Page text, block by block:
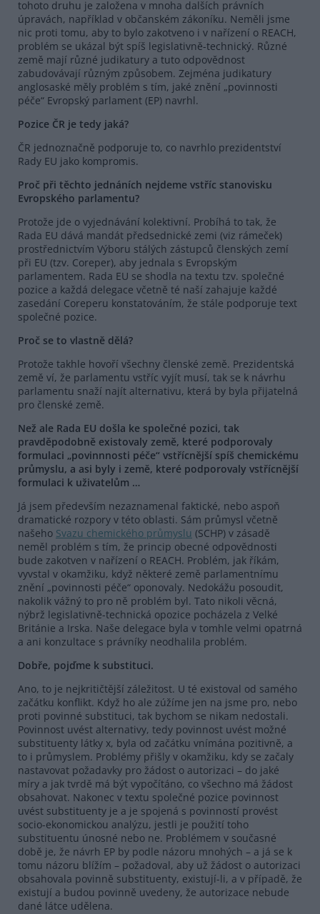
tohoto druhu je založena v mnoha dalších právních
úpravách, například v občanském zákoníku. Neměli jsme
nic proti tomu, aby to bylo zakotveno i v nařízení o REACH,
problém se ukázal být spíš legislativně-technický. Různé
země mají různé judikatury a tuto odpovědnost
zabudovávají různým způsobem. Zejména judikatury
anglosaské měly problém s tím, jaké znění „povinnosti
péče“ Evropský parlament (EP) navrhl.
Pozice ČR je tedy jaká?
ČR jednoznačně podporuje to, co navrhlo prezidentství
Rady EU jako kompromis.
Proč při těchto jednáních nejdeme vstříc stanovisku
Evropského parlamentu?
Protože jde o vyjednávání kolektivní. Probíhá to tak, že
Rada EU dává mandát předsednické zemi (viz rámeček)
prostřednictvím Výboru stálých zástupců členských zemí
při EU (tzv. Coreper), aby jednala s Evropským
parlamentem. Rada EU se shodla na textu tzv. společné
pozice a každá delegace včetně té naší zahajuje každé
zasedání Coreperu konstatováním, že stále podporuje text
společné pozice.
Proč se to vlastně dělá?
Protože takhle hovoří všechny členské země. Prezidentská
země ví, že parlamentu vstříc vyjít musí, tak se k návrhu
parlamentu snaží najít alternativu, která by byla přijatelná
pro členské země.
Než ale Rada EU došla ke společné pozici, tak
pravděpodobně existovaly země, které podporovaly
formulaci „povinnnosti péče“ vstřícnější spíš chemickému
průmyslu, a asi byly i země, které podporovaly vstřícnější
formulaci k uživatelům …
Já jsem především nezaznamenal faktické, nebo aspoň
dramatické rozpory v této oblasti. Sám průmysl včetně
našeho Svazu chemického průmyslu (SCHP) v zásadě
neměl problém s tím, že princip obecné odpovědnosti
bude zakotven v nařízení o REACH. Problém, jak říkám,
vyvstal v okamžiku, když některé země parlamentnímu
znění „povinnosti péče“ oponovaly. Nedokážu posoudit,
nakolik vážný to pro ně problém byl. Tato nikoli věcná,
nýbrž legislativně-technická opozice pocházela z Velké
Británie a Irska. Naše delegace byla v tomhle velmi opatrná
a ani konzultace s právníky neodhalila problém.
Dobře, pojďme k substituci.
Ano, to je nejkritičtější záležitost. U té existoval od samého
začátku konflikt. Když ho ale zúžíme jen na jsme pro, nebo
proti povinné substituci, tak bychom se nikam nedostali.
Povinnost uvést alternativy, tedy povinnost uvést možné
substituenty látky x, byla od začátku vnímána pozitivně, a
to i průmyslem. Problémy přišly v okamžiku, kdy se začaly
nastavovat požadavky pro žádost o autorizaci – do jaké
míry a jak tvrdě má být vypočítáno, co všechno má žádost
obsahovat. Nakonec v textu společné pozice povinnost
uvést substituenty je a je spojená s povinností provést
socio-ekonomickou analýzu, jestli je použití toho
substituentu únosné nebo ne. Problémem v současné
době je, že návrh EP by podle názoru mnohých – a já se k
tomu názoru blížím – požadoval, aby už žádost o autorizaci
obsahovala povinně substituenty, existují-li, a v případě, že
existují a budou povinně uvedeny, že autorizace nebude
dané látce udělena.